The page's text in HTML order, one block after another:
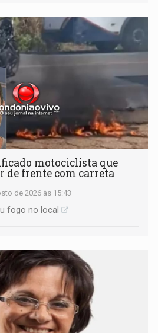
motociclista que
de frente com carreta
de 2026 às 15:43
fogo no local